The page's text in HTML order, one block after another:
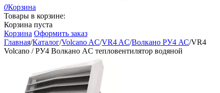
0Корзина
Товары в корзине:
Корзина пуста
Корзина Оформить заказ
Главная/Каталог/Volcano AC/VR4 AC/Волкано РУ4 АС/VR4
Volcano / РУ4 Волкано AC тепловентилятор водяной